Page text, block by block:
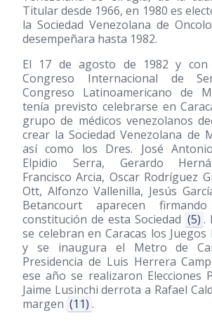
Titular desde 1966, en 1980 es
la Sociedad Venezolana de
desempeñara hasta 1982.
El 17 de agosto de 1982 y
Congreso Internacional de
Congreso Latinoamericano de
tenía previsto celebrarse en
grupo de médicos venezolanos
crear la Sociedad Venezolana de
así como los Dres. José
Elpidio Serra, Gerardo
Francisco Arcia, Oscar Rodríguez
Ott, Alfonzo Vallenilla, Jesús
Betancourt aparecen
constitución de esta Sociedad (5) .
se celebran en Caracas los Juegos
y se inaugura el Metro de
Presidencia de Luis Herrera
ese año se realizaron Elecciones
Jaime Lusinchi derrota a Rafael
margen (11) .